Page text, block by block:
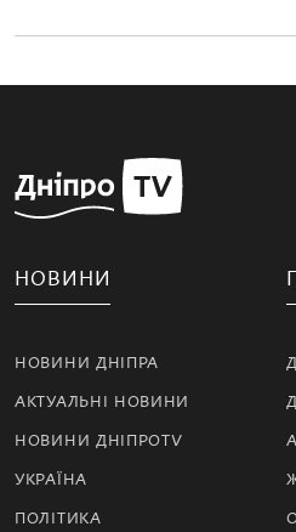
НОВИНИ
НОВИНИ ДНІПРА
АКТУАЛЬНІ НОВИНИ
НОВИНИ ДНІПРОTV
УКРАЇНА
ПОЛІТИКА